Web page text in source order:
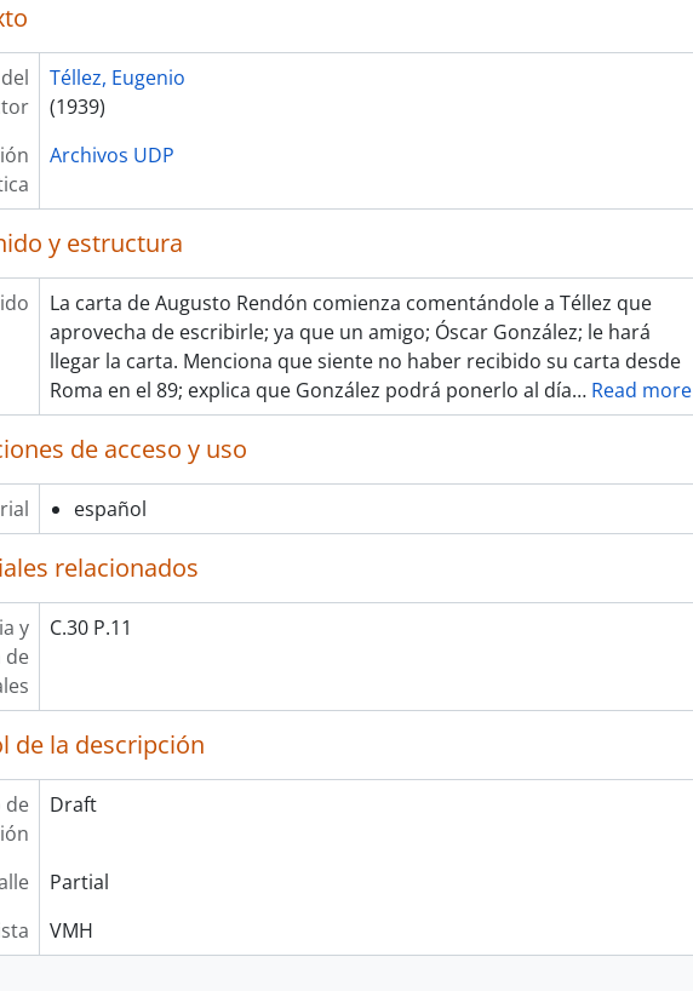
Téllez, Eugenio
(1939)
Archivos UDP
y estructura
La carta de Augusto Rendón comienza comentándole a Téllez que
aprovecha de escribirle; ya que un amigo; Óscar González; le hará
llegar la carta. Menciona que siente no haber recibido su carta desde
Roma en el 89; explica que González podrá ponerlo al día… Read more
de acceso y uso
español
relacionados
y
de
C.30 P.11
de la descripción
de
Draft
Partial
VMH